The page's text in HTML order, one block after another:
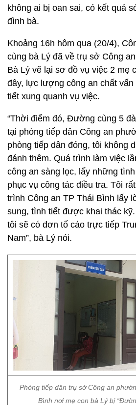
không ai bị oan sai, có kết quả
đình bà.
Khoảng 16h hôm qua (20/4),
cùng bà Lý đã về trụ sở Công
Bà Lý vẽ lại sơ đồ vụ việc 2 mẹ
đây, lực lượng công an chất
tiết xung quanh vụ việc.
“Thời điểm đó, Đường cùng 5
tại phòng tiếp dân Công an
phòng tiếp dân đóng, tôi không
đánh thêm. Quá trình làm việc
công an sàng lọc, lấy những
phục vụ công tác điều tra. Tôi
trình Công an TP Thái Bình lấy
sung, tình tiết được khai thác
tôi sẽ có đơn tố cáo trực tiếp
Nam”, bà Lý nói.
Phòng tiếp dân trụ sở Công an
Bình nơi mẹ con bà Lý bị